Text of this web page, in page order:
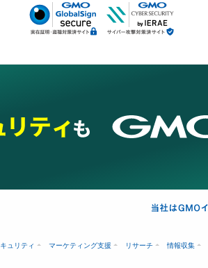
ュリティ マーケティング支援 リサーチ 情報収集